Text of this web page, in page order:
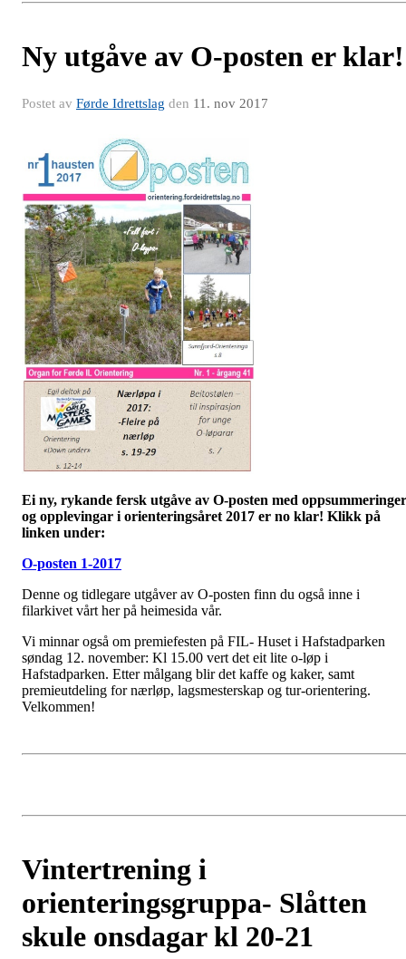
Ny utgåve av O-posten er klar!
Postet av Førde Idrettslag den 11. nov 2017
Ei ny, rykande fersk utgåve av O-posten med oppsummeringer
og opplevingar i orienteringsåret 2017 er no klar! Klikk på
linken under:
O-posten 1-2017
Denne og tidlegare utgåver av O-posten finn du også inne i
filarkivet vårt her på heimesida vår.
Vi minnar også om premiefesten på FIL- Huset i Hafstadparken
søndag 12. november: Kl 15.00 vert det eit lite o-løp i
Hafstadparken. Etter målgang blir det kaffe og kaker, samt
premieutdeling for nærløp, lagsmesterskap og tur-orientering.
Velkommen!
Vintertrening i
orienteringsgruppa- Slåtten
skule onsdagar kl 20-21